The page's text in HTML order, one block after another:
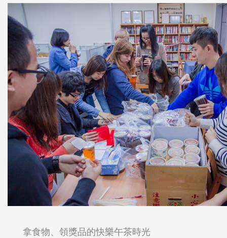
拿食物、領獎品的快樂午茶時光